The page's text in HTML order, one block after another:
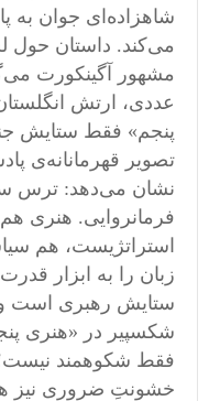
شاهزاده‌ای جوان به
می‌کند. داستان حول
مشهور آگینکورت
عددی، ارتش
پنجم» فقط ستایش
تصویر قهرمانانه‌ی
نشان می‌دهد: ترس
فرمانروایی. هنری
استراتژیست، هم
زبان را به ابزار
ستایش رهبری است
شکسپیر در «هنری
فقط شکوهمند
خشونتِ ضروری